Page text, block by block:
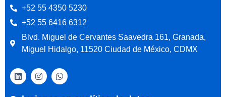
+52 55 4350 5230
+52 55 6416 6312
Blvd. Miguel de Cervantes Saavedra 161, Granada,
Miguel Hidalgo, 11520 Ciudad de México, CDMX